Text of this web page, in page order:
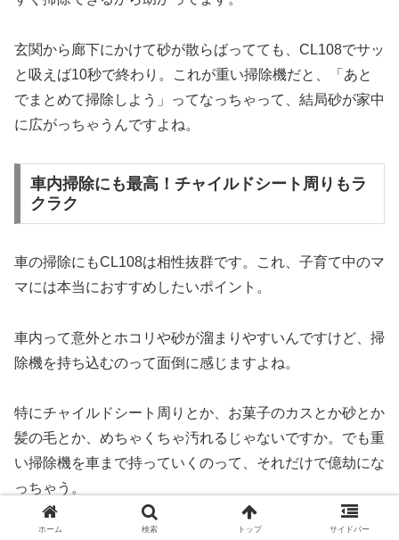
玄関から廊下にかけて砂が散らばってても、CL108でサッ
と吸えば10秒で終わり。これが重い掃除機だと、「あと
でまとめて掃除しよう」ってなっちゃって、結局砂が家中
に広がっちゃうんですよね。
車内掃除にも最高！チャイルドシート周りもラ
クラク
車の掃除にもCL108は相性抜群です。これ、子育て中のマ
マには本当におすすめしたいポイント。
車内って意外とホコリや砂が溜まりやすいんですけど、掃
除機を持ち込むのって面倒に感じますよね。
特にチャイルドシート周りとか、お菓子のカスとか砂とか
髪の毛とか、めちゃくちゃ汚れるじゃないですか。でも重
い掃除機を車まで持っていくのって、それだけで億劫にな
っちゃう。
ホーム 検索 トップ サイドバー